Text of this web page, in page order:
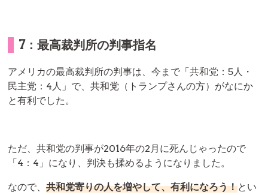
7：最高裁判所の判事指名
アメリカの最高裁判所の判事は、今まで「共和党：5人・
民主党：4人」で、共和党（トランプさんの方）がなにか
と有利でした。
ただ、共和党の判事が2016年の2月に死んじゃったので
「4：4」になり、判決も揉めるようになりました。
なので、共和党寄りの人を増やして、有利になろう！とい